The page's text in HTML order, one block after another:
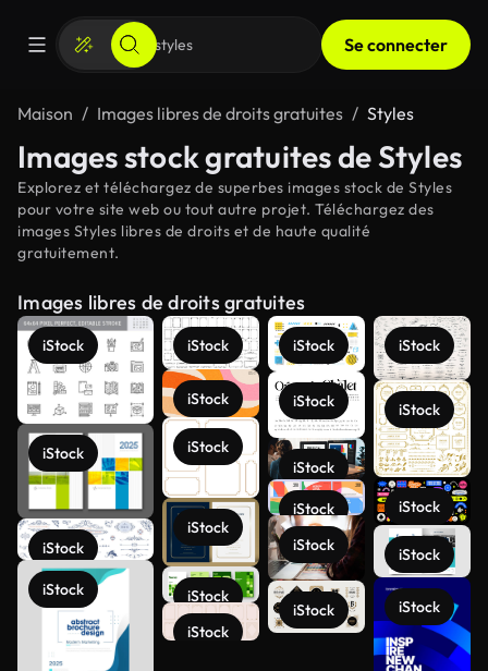
Se connecter
Maison Images libres de droits gratuites Styles
Images stock gratuites de Styles
Explorez et téléchargez de superbes images stock de Styles
pour votre site web ou tout autre projet. Téléchargez des
images Styles libres de droits et de haute qualité
gratuitement.
Images libres de droits gratuites
iStock
iStock
iStock
iStock
iStock
iStock
iStock
iStock
iStock
iStock
iStock
iStock
iStock
iStock
iStock
iStock
iStock
iStock
iStock
iStock
iStock